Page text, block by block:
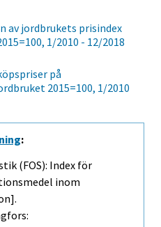
av jordbrukets prisindex
1/2010 - 12/2018
på
2015=100, 1/2010
:
(FOS): Index för
inom